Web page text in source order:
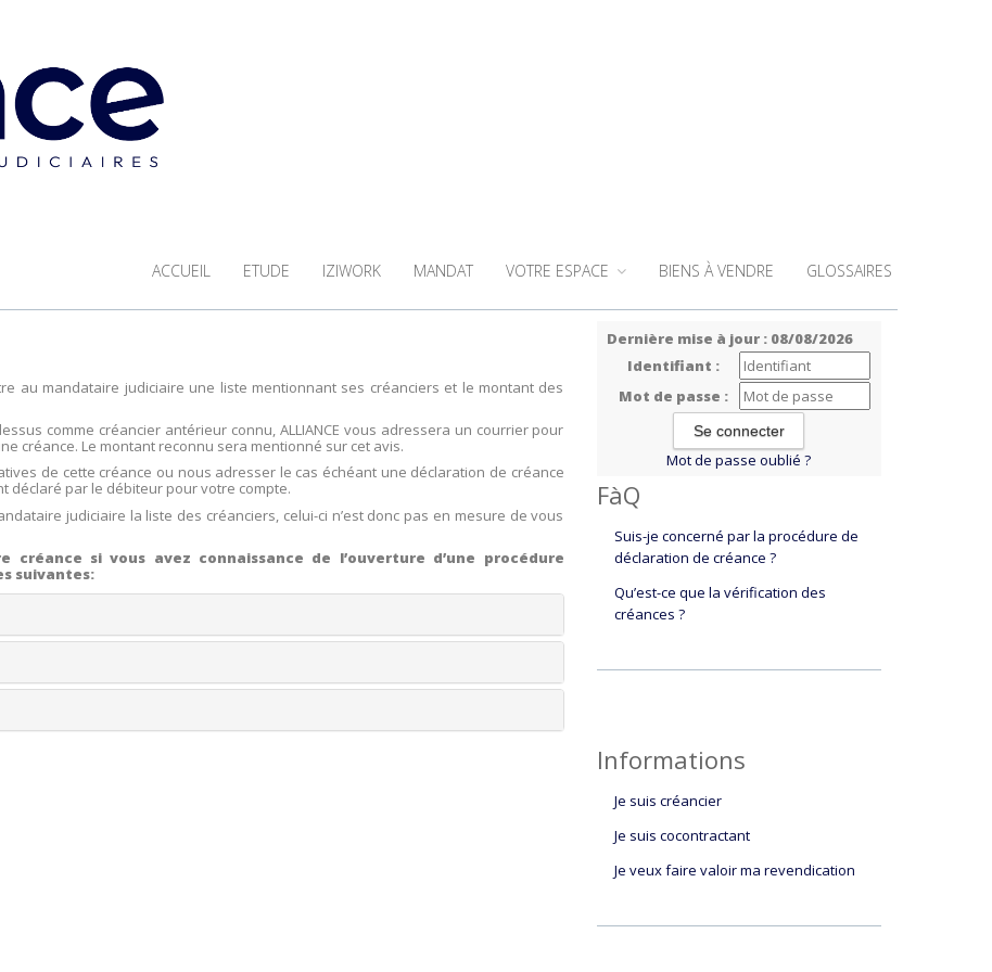
ACCUEIL ETUDE IZIWORK MANDAT VOTRE ESPACE BIENS À VENDRE GLOSSAIRES
Dernière mise à jour : 08/08/2026
Identifiant :
Mot de passe :
Mot de passe oublié ?
FàQ
Suis-je concerné par la procédure de
déclaration de créance ?
Qu’est-ce que la vérification des
créances ?
Informations
Je suis créancier
Je suis cocontractant
Je veux faire valoir ma revendication
au mandataire judiciaire une liste mentionnant ses créanciers et le montant des
comme créancier antérieur connu, ALLIANCE vous adressera un courrier pour
créance. Le montant reconnu sera mentionné sur cet avis.
de cette créance ou nous adresser le cas échéant une déclaration de créance
déclaré par le débiteur pour votre compte.
judiciaire la liste des créanciers, celui-ci n’est donc pas en mesure de vous
si vous avez connaissance de l’ouverture d’une procédure
suivantes: